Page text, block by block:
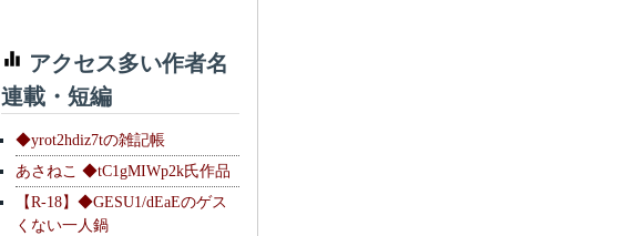
アクセス多い作者名
連載・短編
◆yrot2hdiz7tの雑記帳
あさねこ ◆tC1gMIWp2k氏作品
【R-18】◆GESU1/dEaEのゲス
くない一人鍋